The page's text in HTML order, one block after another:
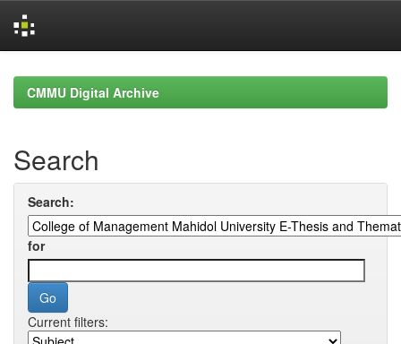
navigationCMMU Digital Archive
Search
Search:
for
Current filters: